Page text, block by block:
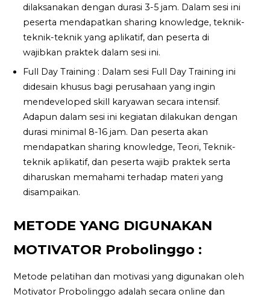
dilaksanakan dengan durasi 3-5 jam. Dalam sesi ini
peserta mendapatkan sharing knowledge, teknik-
teknik-teknik yang aplikatif, dan peserta di
wajibkan praktek dalam sesi ini.
Full Day Training : Dalam sesi Full Day Training ini
didesain khusus bagi perusahaan yang ingin
mendeveloped skill karyawan secara intensif.
Adapun dalam sesi ini kegiatan dilakukan dengan
durasi minimal 8-16 jam. Dan peserta akan
mendapatkan sharing knowledge, Teori, Teknik-
teknik aplikatif, dan peserta wajib praktek serta
diharuskan memahami terhadap materi yang
disampaikan.
METODE YANG DIGUNAKAN
MOTIVATOR Probolinggo :
Metode pelatihan dan motivasi yang digunakan oleh
Motivator Probolinggo adalah secara online dan